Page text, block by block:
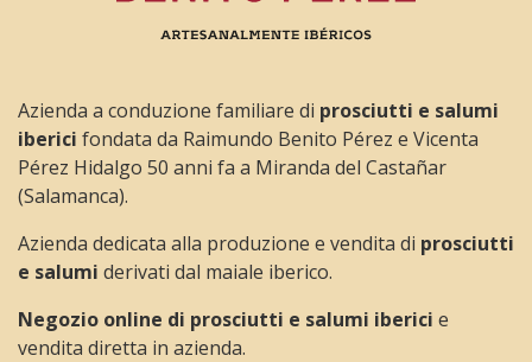
Azienda a conduzione familiare di prosciutti e salumi
iberici fondata da Raimundo Benito Pérez e Vicenta
Pérez Hidalgo 50 anni fa a Miranda del Castañar
(Salamanca).
Azienda dedicata alla produzione e vendita di prosciutti
e salumi derivati dal maiale iberico.
Negozio online di prosciutti e salumi iberici e
vendita diretta in azienda.